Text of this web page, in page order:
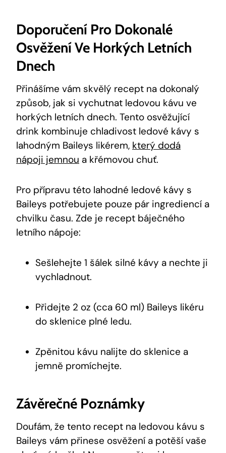
Doporučení Pro Dokonalé
Osvěžení Ve Horkých Letních
Dnech
Přinášíme vám skvělý recept na dokonalý
způsob, jak si vychutnat ledovou kávu ve
horkých letních dnech. Tento osvěžující
drink kombinuje chladivost ledové kávy s
lahodným Baileys likérem, který dodá
nápoji jemnou a křémovou chuť.
Pro přípravu této lahodné ledové kávy s
Baileys potřebujete pouze pár ingrediencí a
chvilku času. Zde je recept báječného
letního nápoje:
Sešlehejte 1 šálek silné kávy a nechte ji
vychladnout.
Přidejte 2 oz (cca 60 ml) Baileys likéru
do sklenice plné ledu.
Zpěnitou kávu nalijte do sklenice a
jemně promíchejte.
Závěrečné Poznámky
Doufám, že tento recept na ledovou kávu s
Baileys vám přinese osvěžení a potěší vaše